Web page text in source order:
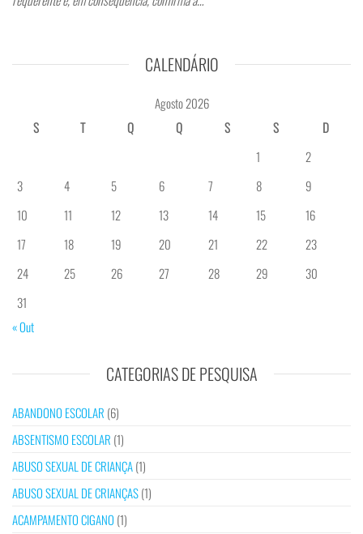
CALENDÁRIO
Agosto 2026
S
T Q Q S S
D
1
2
3
4 5 6 7 8
9
10
11 12 13 14 15
16
17
18 19 20 21 22
23
24
25 26 27 28 29
30
31
« Out
CATEGORIAS DE PESQUISA
ABANDONO ESCOLAR (6)
ABSENTISMO ESCOLAR (1)
ABUSO SEXUAL DE CRIANÇA(1)
ABUSO SEXUAL DE CRIANÇAS(1)
ACAMPAMENTO CIGANO (1)